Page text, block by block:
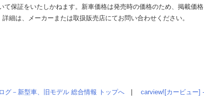
保証をいたしかねます。新車価格は発売時の価格のため、掲載価
細は、メーカーまたは取扱販売店にてお問い合わせください。
グ－新型車、旧モデル 総合情報 トップへ carview![カービュー